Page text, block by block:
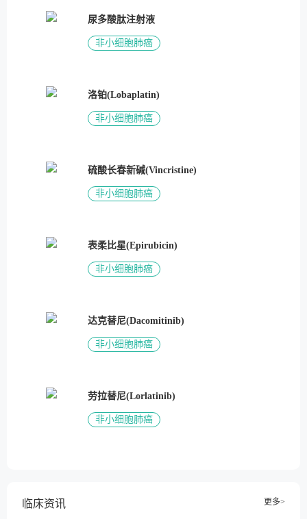
尿多酸肽注射液
非小细胞肺癌
洛铂(Lobaplatin)
非小细胞肺癌
硫酸长春新碱(Vincristine)
非小细胞肺癌
表柔比星(Epirubicin)
非小细胞肺癌
达克替尼(Dacomitinib)
非小细胞肺癌
劳拉替尼(Lorlatinib)
非小细胞肺癌
临床资讯 更多>